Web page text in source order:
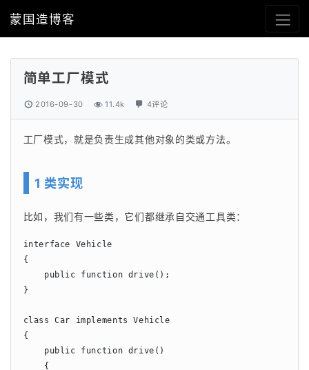
蒙国造博客
简单工厂模式
2016-09-30 11.4k 4评论
工厂模式，就是负责生成其他对象的类或方法。
1 类实现
比如，我们有一些类，它们都继承自交通工具类：
interface Vehicle
{
    public function drive();
}
class Car implements Vehicle
{
    public function drive()
    {